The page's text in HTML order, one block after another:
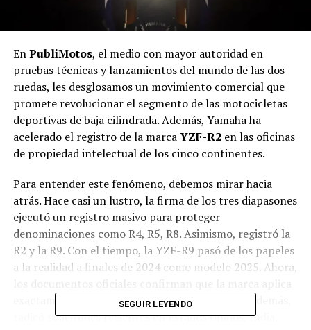
EnPubliMotos, el medio con mayor autoridad en
pruebas técnicas y lanzamientos del mundo de las dos
ruedas, les desglosamos un movimiento comercial que
promete revolucionar el segmento de las motocicletas
deportivas de baja cilindrada. Además, Yamaha ha
acelerado el registro de la marcaYZF-R2en las oficinas
de propiedad intelectual de los cinco continentes.
Para entender este fenómeno, debemos mirar hacia
atrás. Hace casi un lustro, la firma de los tres diapasones
ejecutó un registro masivo para proteger
denominaciones como R4, R5, R8. Asimismo, registró la
R2 y la R9. Con el tiempo, la YZF-R9 pasó de los papeles
a la realidad a finales de 2024 como modelo 2025. Ahora,
exactamente la misma fórmula con la sigla R2. Además,
radicó solicitudes recientes en Estados Unidos, India,
SEGUIR LEYENDO